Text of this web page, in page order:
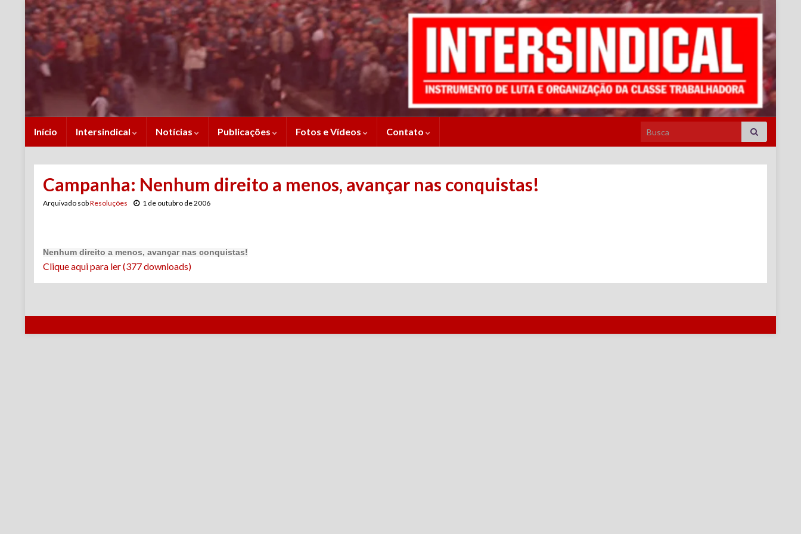
Início Intersindical Notícias Publicações Fotos e Vídeos Contato Search for:
Campanha: Nenhum direito a menos, avançar nas conquistas!
Arquivado sobResoluções 1 de outubro de 2006
Nenhum direito a menos, avançar nas conquistas!
Clique aqui para ler (377 downloads)